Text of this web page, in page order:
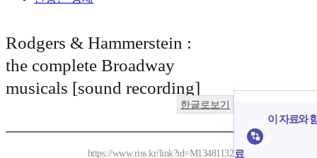
Rodgers & Hammerstein :
the complete Broadway
musicals [sound recording]
한글로보기
https://www.riss.kr/link?id=M13481132
이 자료와
료